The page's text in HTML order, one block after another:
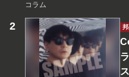
コラム